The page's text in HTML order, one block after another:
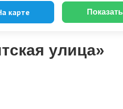
карте Показать
улица»